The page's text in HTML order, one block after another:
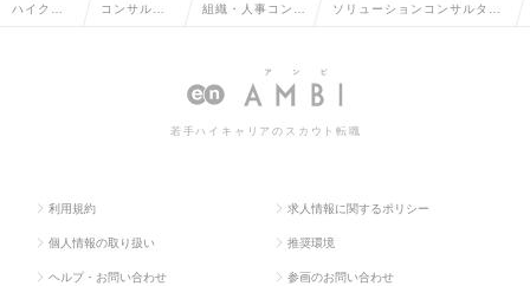
ハイクラ コンサルタ 組織・人事コンサ ソリューションコンサルタン
若手ハイキャリアのスカウト転職
利用規約 求人情報に関するポリシー
個人情報の取り扱い 推奨環境
ヘルプ・お問い合わせ 参画のお問い合わせ